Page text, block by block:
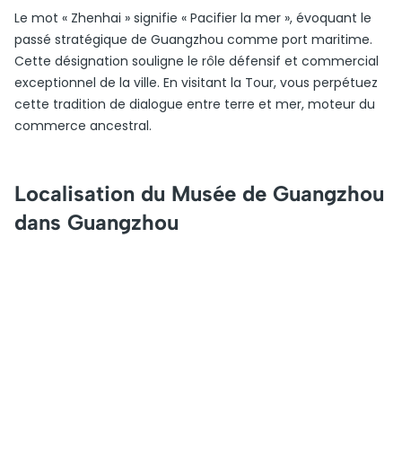
Le mot « Zhenhai » signifie « Pacifier la mer », évoquant le
passé stratégique de Guangzhou comme port maritime.
Cette désignation souligne le rôle défensif et commercial
exceptionnel de la ville. En visitant la Tour, vous perpétuez
cette tradition de dialogue entre terre et mer, moteur du
commerce ancestral.
Localisation du Musée de Guangzhou
dans Guangzhou